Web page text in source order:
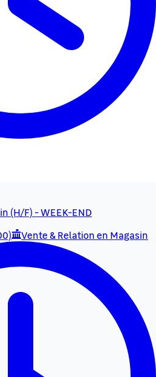
(H/F) - WEEK-END
Vente & Relation en Magasin